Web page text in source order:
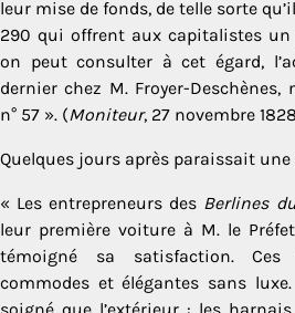
leur mise de fonds, de telle sorte
290 qui offrent aux capitalistes un
on peut consulter à cet égard,
dernier chez M. Froyer-
n° 57 ». (Moniteur, 27 novembre
Quelques jours après paraissait une
« Les entrepreneurs des Berlines
leur première voiture à M. le
témoigné sa satisfaction.
commodes et élégantes sans